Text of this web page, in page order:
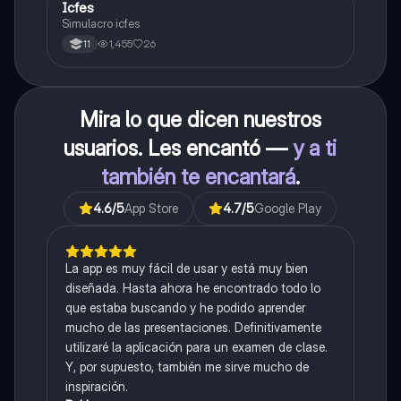
ICFES: Sociales y Ciudadanas
Icfes
Simulacro icfes
11 1,455 26
Mira lo que dicen nuestros
usuarios. Les encantó —y a ti
también te encantará.
4.6/5App Store 4.7/5Google Play
La app es muy fácil de usar y está muy bien
diseñada. Hasta ahora he encontrado todo lo
que estaba buscando y he podido aprender
mucho de las presentaciones. Definitivamente
utilizaré la aplicación para un examen de clase.
Y, por supuesto, también me sirve mucho de
inspiración.